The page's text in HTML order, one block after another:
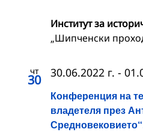
Институт за
„Шипченски
чт
30
Конференция на
владетеля през
30.06.2022 г. -